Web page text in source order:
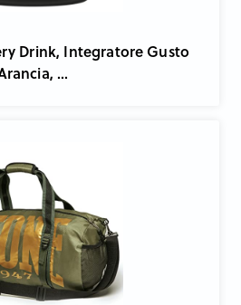
Drink, Integratore Gusto
...